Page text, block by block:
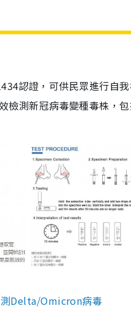
認證，可供民眾進行自
檢測新冠病毒變種毒株，
測Delta/Omicron病毒